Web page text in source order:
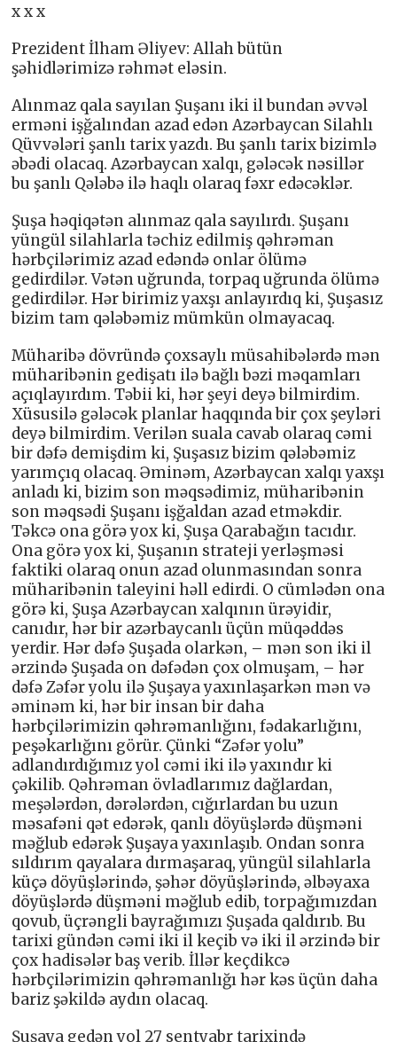
x x x
Prezident İlham Əliyev: Allah bütün
şəhidlərimizə rəhmət eləsin.
Alınmaz qala sayılan Şuşanı iki il bundan əvvəl
erməni işğalından azad edən Azərbaycan Silahlı
Qüvvələri şanlı tarix yazdı. Bu şanlı tarix bizimlə
əbədi olacaq. Azərbaycan xalqı, gələcək nəsillər
bu şanlı Qələbə ilə haqlı olaraq fəxr edəcəklər.
Şuşa həqiqətən alınmaz qala sayılırdı. Şuşanı
yüngül silahlarla təchiz edilmiş qəhrəman
hərbçilərimiz azad edəndə onlar ölümə
gedirdilər. Vətən uğrunda, torpaq uğrunda ölümə
gedirdilər. Hər birimiz yaxşı anlayırdıq ki, Şuşasız
bizim tam qələbəmiz mümkün olmayacaq.
Müharibə dövründə çoxsaylı müsahibələrdə mən
müharibənin gedişatı ilə bağlı bəzi məqamları
açıqlayırdım. Təbii ki, hər şeyi deyə bilmirdim.
Xüsusilə gələcək planlar haqqında bir çox şeyləri
deyə bilmirdim. Verilən suala cavab olaraq cəmi
bir dəfə demişdim ki, Şuşasız bizim qələbəmiz
yarımçıq olacaq. Əminəm, Azərbaycan xalqı yaxşı
anladı ki, bizim son məqsədimiz, müharibənin
son məqsədi Şuşanı işğaldan azad etməkdir.
Təkcə ona görə yox ki, Şuşa Qarabağın tacıdır.
Ona görə yox ki, Şuşanın strateji yerləşməsi
faktiki olaraq onun azad olunmasından sonra
müharibənin taleyini həll edirdi. O cümlədən ona
görə ki, Şuşa Azərbaycan xalqının ürəyidir,
canıdır, hər bir azərbaycanlı üçün müqəddəs
yerdir. Hər dəfə Şuşada olarkən, – mən son iki il
ərzində Şuşada on dəfədən çox olmuşam, – hər
dəfə Zəfər yolu ilə Şuşaya yaxınlaşarkən mən və
əminəm ki, hər bir insan bir daha
hərbçilərimizin qəhrəmanlığını, fədakarlığını,
peşəkarlığını görür. Çünki “Zəfər yolu”
adlandırdığımız yol cəmi iki ilə yaxındır ki
çəkilib. Qəhrəman övladlarımız dağlardan,
meşələrdən, dərələrdən, cığırlardan bu uzun
məsafəni qət edərək, qanlı döyüşlərdə düşməni
məğlub edərək Şuşaya yaxınlaşıb. Ondan sonra
sıldırım qayalara dırmaşaraq, yüngül silahlarla
küçə döyüşlərində, şəhər döyüşlərində, əlbəyaxa
döyüşlərdə düşməni məğlub edib, torpağımızdan
qovub, üçrəngli bayrağımızı Şuşada qaldırıb. Bu
tarixi gündən cəmi iki il keçib və iki il ərzində bir
çox hadisələr baş verib. İllər keçdikcə
hərbçilərimizin qəhrəmanlığı hər kəs üçün daha
bariz şəkildə aydın olacaq.
Şuşaya gedən yol 27 sentyabr tarixində